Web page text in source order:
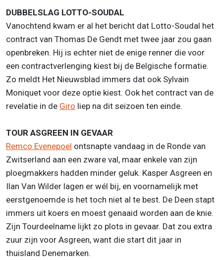
DUBBELSLAG LOTTO-SOUDAL
Vanochtend kwam er al het bericht dat Lotto-Soudal het
contract van Thomas De Gendt met twee jaar zou gaan
openbreken. Hij is echter niet de enige renner die voor
een contractverlenging kiest bij de Belgische formatie.
Zo meldt Het Nieuwsblad immers dat ook Sylvain
Moniquet voor deze optie kiest. Ook het contract van de
revelatie in de Giro liep na dit seizoen ten einde.
TOUR ASGREEN IN GEVAAR
Remco Evenepoel ontsnapte vandaag in de Ronde van
Zwitserland aan een zware val, maar enkele van zijn
ploegmakkers hadden minder geluk. Kasper Asgreen en
Ilan Van Wilder lagen er wél bij, en voornamelijk met
eerstgenoemde is het toch niet al te best. De Deen stapt
immers uit koers en moest genaaid worden aan de knie.
Zijn Tourdeelname lijkt zo plots in gevaar. Dat zou extra
zuur zijn voor Asgreen, want die start dit jaar in
thuisland Denemarken.